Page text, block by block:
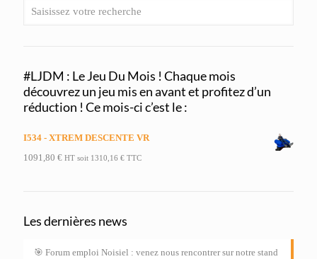
#LJDM : Le Jeu Du Mois ! Chaque mois
découvrez un jeu mis en avant et profitez d’un
réduction ! Ce mois-ci c’est le :
I534 - XTREM DESCENTE VR
1091,80 € HT soit 1310,16 € TTC
Les dernières news
🎯 Forum emploi Noisiel : venez nous rencontrer sur notre stand